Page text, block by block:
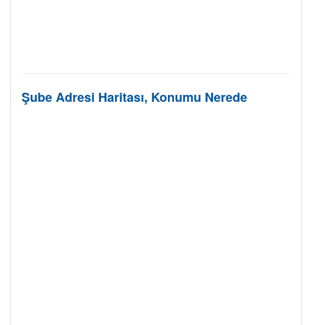
Şube Adresi Haritası, Konumu Nerede